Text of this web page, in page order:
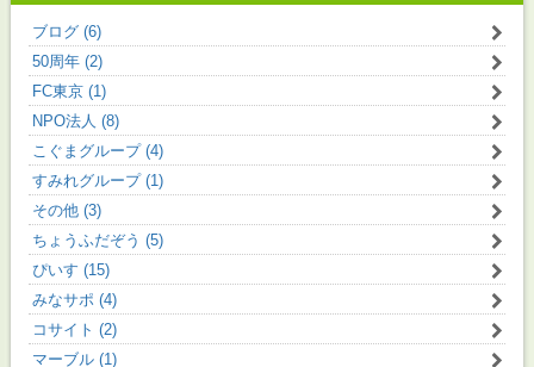
ブログ (6)
50周年 (2)
FC東京 (1)
NPO法人 (8)
こぐまグループ (4)
すみれグループ (1)
その他 (3)
ちょうふだぞう (5)
ぴいす (15)
みなサポ (4)
コサイト (2)
マーブル (1)